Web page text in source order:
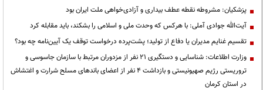
پزشکیان: مشروطه نقطه عطف بیداری و آزادی‌خواهی ملت ایران بود
آیت‌الله جوادی آملی: با هرکس که وحدت ملی و اسلامی را بشکند، باید مقابله کرد
تقسیم غنایم مدیران یا دفاع از تولید؛ پشت‌پرده درخواست توقف یک آیین‌نامه چه بود؟
وزارت اطلاعات: شناسایی و دستگیری ۲۱ نفر از مزدوران مرتبط با سازمان جاسوسی و
تروریستی رژیم صهیونیستی و بازداشت ۴ نفر از اعضای باندهای مسلح شرارت و اغتشاش
در استان کرمان